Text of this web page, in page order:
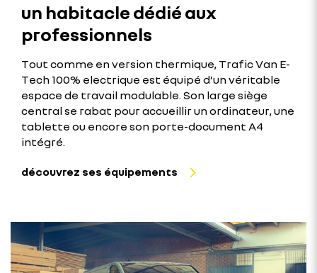
un habitacle dédié aux
professionnels
Tout comme en version thermique, Trafic Van E-
Tech 100% electrique est équipé d’un véritable
espace de travail modulable. Son large siège
central se rabat pour accueillir un ordinateur, une
tablette ou encore son porte-document A4
intégré.
découvrez ses équipements